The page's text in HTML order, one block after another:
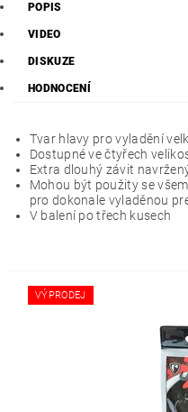
POPIS
VIDEO
DISKUZE
HODNOCENÍ
Tvar hlavy pro vyladění
Dostupné ve čtyřech
Extra dlouhý závit
Mohou být použity se
pro dokonale vyladěnou
V balení po třech kusech
VÝPRODEJ